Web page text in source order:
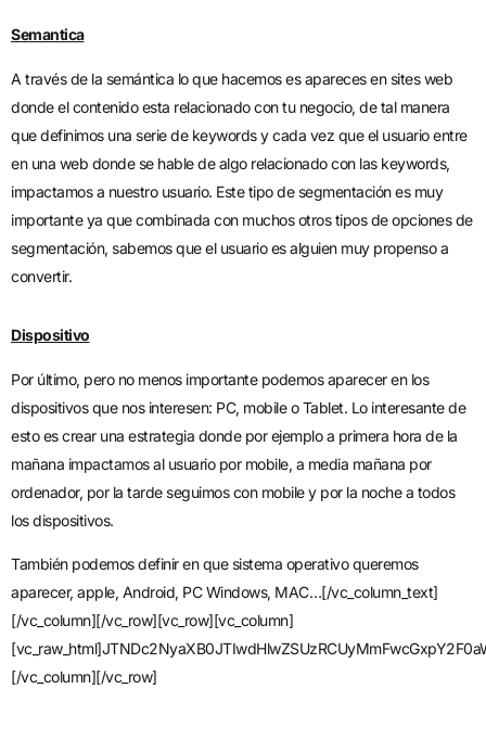
Semantica
A través de la semántica lo que hacemos es apareces en sites web
donde el contenido esta relacionado con tu negocio, de tal manera
que definimos una serie de keywords y cada vez que el usuario entre
en una web donde se hable de algo relacionado con las keywords,
impactamos a nuestro usuario. Este tipo de segmentación es muy
importante ya que combinada con muchos otros tipos de opciones de
segmentación, sabemos que el usuario es alguien muy propenso a
convertir.
Dispositivo
Por último, pero no menos importante podemos aparecer en los
dispositivos que nos interesen: PC, mobile o Tablet. Lo interesante de
esto es crear una estrategia donde por ejemplo a primera hora de la
mañana impactamos al usuario por mobile, a media mañana por
ordenador, por la tarde seguimos con mobile y por la noche a todos
los dispositivos.
También podemos definir en que sistema operativo queremos
aparecer, apple, Android, PC Windows, MAC…[/vc_column_text]
[/vc_column][/vc_row][vc_row][vc_column]
[/vc_column][/vc_row]